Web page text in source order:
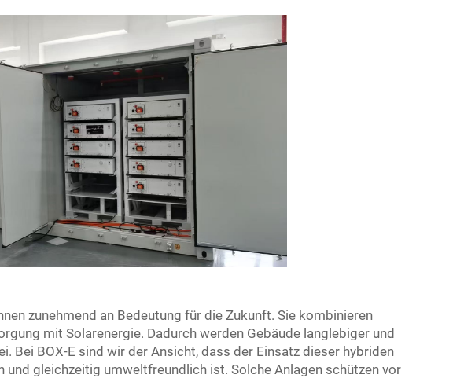
zunehmend an Bedeutung für die Zukunft. Sie kombinieren
mit Solarenergie. Dadurch werden Gebäude langlebiger und
Bei BOX-E sind wir der Ansicht, dass der Einsatz dieser hybriden
und gleichzeitig umweltfreundlich ist. Solche Anlagen schützen vor